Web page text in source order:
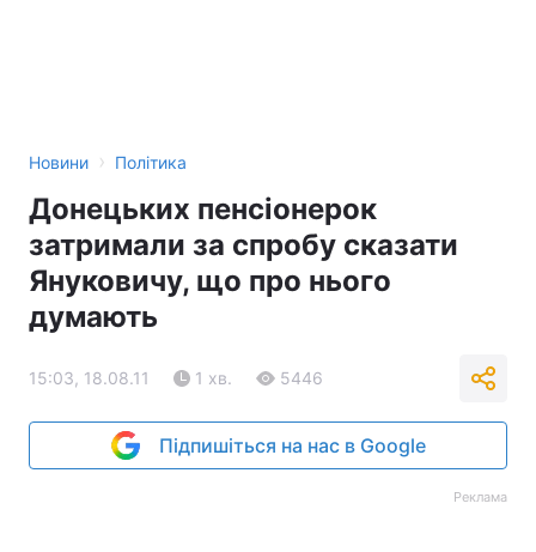
Новини › Політика
Донецьких пенсіонерок
затримали за спробу сказати
Януковичу, що про нього
думають
15:03, 18.08.11 1 хв. 5446
Підпишіться на нас в Google
Реклама